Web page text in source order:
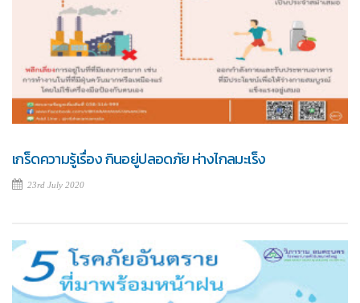
เกร็ดความรู้เรื่อง กินอยู่ปลอดภัย ห่างไกลมะเร็ง
23rd July 2020